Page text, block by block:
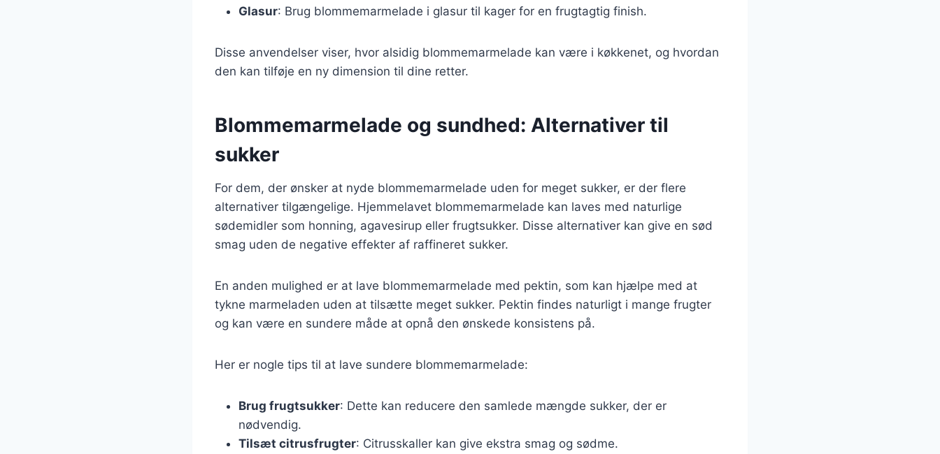
Glasur: Brug blommemarmelade i glasur til kager for en frugtagtig finish.
Disse anvendelser viser, hvor alsidig blommemarmelade kan være i køkkenet, og hvordan
den kan tilføje en ny dimension til dine retter.
Blommemarmelade og sundhed: Alternativer til
sukker
For dem, der ønsker at nyde blommemarmelade uden for meget sukker, er der flere
alternativer tilgængelige. Hjemmelavet blommemarmelade kan laves med naturlige
sødemidler som honning, agavesirup eller frugtsukker. Disse alternativer kan give en sød
smag uden de negative effekter af raffineret sukker.
En anden mulighed er at lave blommemarmelade med pektin, som kan hjælpe med at
tykne marmeladen uden at tilsætte meget sukker. Pektin findes naturligt i mange frugter
og kan være en sundere måde at opnå den ønskede konsistens på.
Her er nogle tips til at lave sundere blommemarmelade:
Brug frugtsukker: Dette kan reducere den samlede mængde sukker, der er
nødvendig.
Tilsæt citrusfrugter: Citrusskaller kan give ekstra smag og sødme.